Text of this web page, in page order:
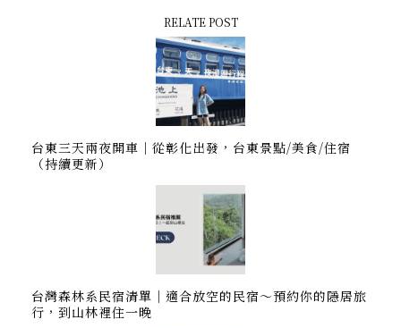
RELATE POST
台東三天兩夜開車｜從彰化出發，台東景點/美食/住宿
（持續更新）
台灣森林系民宿清單｜適合放空的民宿～預約你的隱居旅
行，到山林裡住一晚